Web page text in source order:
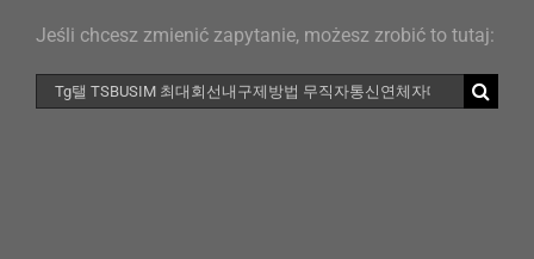
Jeśli chcesz zmienić zapytanie, możesz zrobić to tutaj:
Szukaj